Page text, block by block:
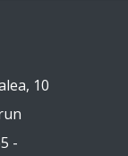
10
-